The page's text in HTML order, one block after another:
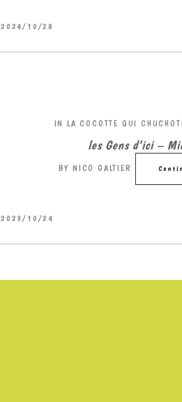
2024/10/28
IN LA COCOTTE QUI
les Gens d’ici –
BY NICO GALTIER
2023/10/24